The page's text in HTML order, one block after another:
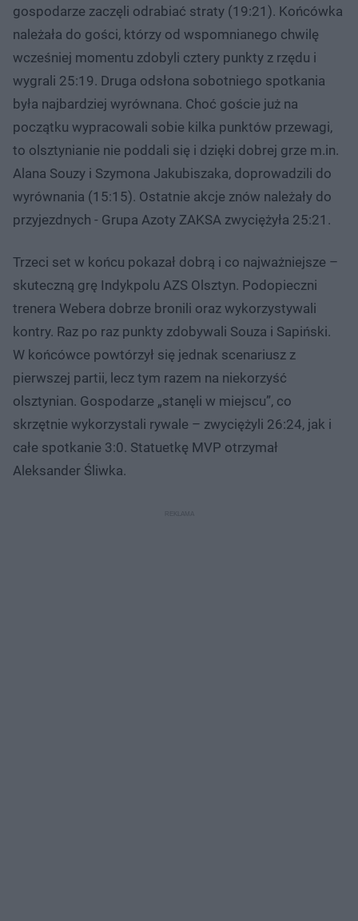
gospodarze zaczęli odrabiać straty (19:21). Końcówka
należała do gości, którzy od wspomnianego chwilę
wcześniej momentu zdobyli cztery punkty z rzędu i
wygrali 25:19. Druga odsłona sobotniego spotkania
była najbardziej wyrównana. Choć goście już na
początku wypracowali sobie kilka punktów przewagi,
to olsztynianie nie poddali się i dzięki dobrej grze m.in.
Alana Souzy i Szymona Jakubiszaka, doprowadzili do
wyrównania (15:15). Ostatnie akcje znów należały do
przyjezdnych - Grupa Azoty ZAKSA zwyciężyła 25:21.
Trzeci set w końcu pokazał dobrą i co najważniejsze –
skuteczną grę Indykpolu AZS Olsztyn. Podopieczni
trenera Webera dobrze bronili oraz wykorzystywali
kontry. Raz po raz punkty zdobywali Souza i Sapiński.
W końcówce powtórzył się jednak scenariusz z
pierwszej partii, lecz tym razem na niekorzyść
olsztynian. Gospodarze „stanęli w miejscu”, co
skrzętnie wykorzystali rywale – zwyciężyli 26:24, jak i
całe spotkanie 3:0. Statuetkę MVP otrzymał
Aleksander Śliwka.